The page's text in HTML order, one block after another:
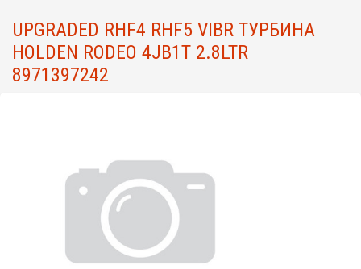
UPGRADED RHF4 RHF5 VIBR ТУРБИНА
HOLDEN RODEO 4JB1T 2.8LTR
8971397242